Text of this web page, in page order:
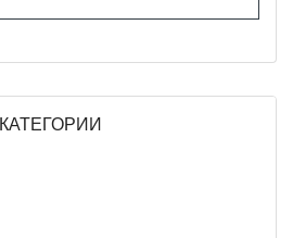
КАТЕГОРИИ